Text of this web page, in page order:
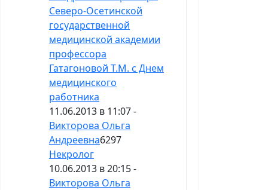
Северо-Осетинской
государственной
медицинской академии
профессора
Гатагоновой Т.М. с Днем
медицинского
работника
11.06.2013 в 11:07 -
Викторова Ольга
Андреевна6297
Некролог
10.06.2013 в 20:15 -
Викторова Ольга